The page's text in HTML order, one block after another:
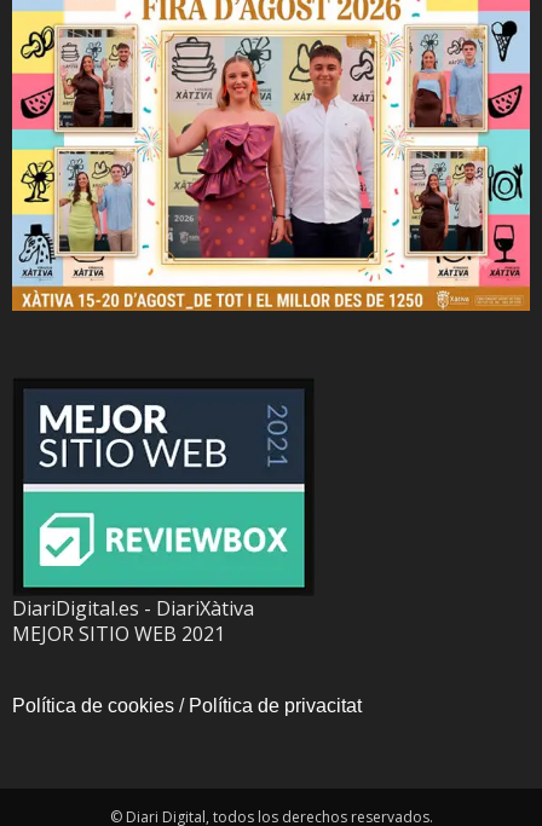
DiariDigital.es - DiariXàtiva
MEJOR SITIO WEB 2021
Política de cookies / Política de privacitat
© Diari Digital, todos los derechos reservados.